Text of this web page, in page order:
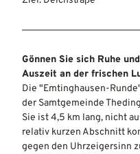
Gönnen Sie sich Ruhe
Auszeit an der frischen
Die "Emtinghausen-
der Samtgemeinde
Sie ist 4,5 km lang, nicht
relativ kurzen Abschnitt
gegen den Uhrzeigersinn